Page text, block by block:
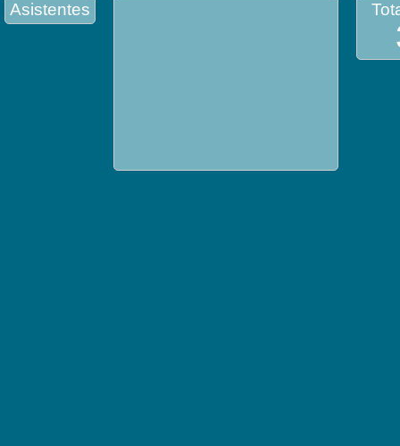
Asistentes